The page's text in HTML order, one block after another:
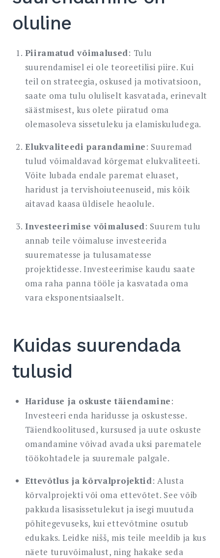
oluline
Piiramatud võimalused: Tulu
suurendamisel ei ole teoreetilisi piire. Kui
teil on strateegia, oskused ja motivatsioon,
saate oma tulu oluliselt kasvatada, erinevalt
säästmisest, kus olete piiratud oma
olemasoleva sissetuleku ja elamiskuludega.
Elukvaliteedi parandamine: Suuremad
tulud võimaldavad kõrgemat elukvaliteeti.
Võite lubada endale paremat eluaset,
haridust ja tervishoiuteenuseid, mis kõik
aitavad kaasa üldisele heaolule.
Investeerimise võimalused: Suurem tulu
annab teile võimaluse investeerida
suurematesse ja tulusamatesse
projektidesse. Investeerimise kaudu saate
oma raha panna tööle ja kasvatada oma
vara eksponentsiaalselt.
Kuidas suurendada
tulusid
Hariduse ja oskuste täiendamine:
Investeeri enda haridusse ja oskustesse.
Täiendkoolitused, kursused ja uute oskuste
omandamine võivad avada uksi parematele
töökohtadele ja suuremale palgale.
Ettevõtlus ja kõrvalprojektid: Alusta
kõrvalprojekti või oma ettevõtet. See võib
pakkuda lisasissetulekut ja isegi muutuda
põhitegevuseks, kui ettevõtmine osutub
edukaks. Leidke nišš, mis teile meeldib ja kus
näete turuvõimalust, ning hakake seda